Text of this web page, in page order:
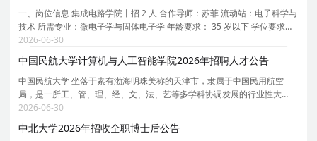
一、岗位信息 集成电路学院丨招 2 人 合作导师：苏菲 流动站：电子科学与
技术 所需专业：微电子学与固体电子学 年龄要求： 35 岁以下 学位要求：
博士 拟从事研究内容或研究计划： 拟从事研究内容或研究计划： 本课题组
面向 AI 赋能复杂工程与科学系统的数字
2026-06-30
中国民航大学计算机与人工智能学院2026年招聘人才公告
中国民航大学 坐落于素有渤海明珠美称的天津市，隶属于中国民用航空
局，是一所工、管、理、经、文、法、艺等多学科协调发展的行业性大
学，是中国民用航空局、天津市、教育部共建高校，是天津市双一流建设
高校和高水平特色大学建设高校。历经70余年开拓进取，
2026-06-30
中北大学2026年招收全职博士后公告